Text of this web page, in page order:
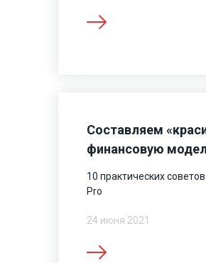
Составляем
финансовую
10 практических
Pro
24 июня 2021